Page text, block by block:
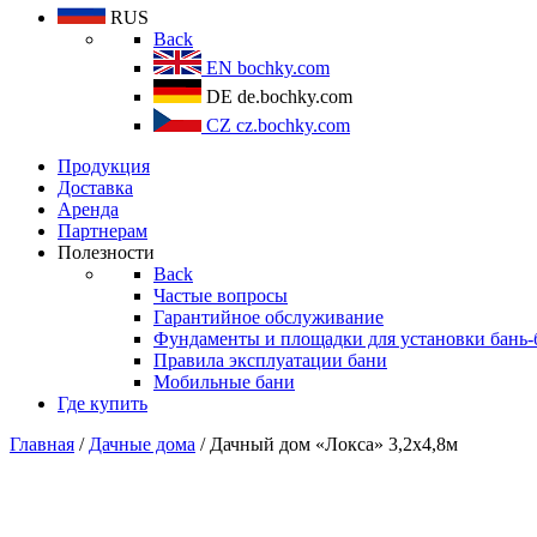
RUS
Back
EN bochky.com
DE de.bochky.com
CZ cz.bochky.com
Продукция
Доставка
Аренда
Партнерам
Полезности
Back
Частые вопросы
Гарантийное обслуживание
Фундаменты и площадки для установки бань-
Правила эксплуатации бани
Мобильные бани
Где купить
Главная / Дачные дома / Дачный дом «Локса» 3,2х4,8м